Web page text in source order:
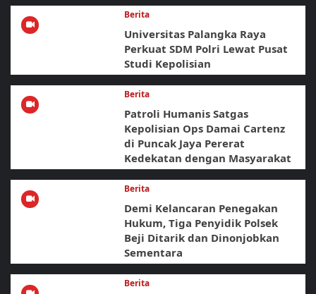
Berita
Universitas Palangka Raya
Perkuat SDM Polri Lewat Pusat
Studi Kepolisian
Berita
Patroli Humanis Satgas
Kepolisian Ops Damai Cartenz
di Puncak Jaya Pererat
Kedekatan dengan Masyarakat
Berita
Demi Kelancaran Penegakan
Hukum, Tiga Penyidik Polsek
Beji Ditarik dan Dinonjobkan
Sementara
Berita